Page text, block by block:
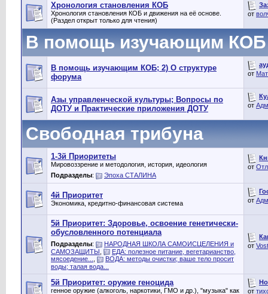
Хронология становления КОБ
Хронология становления КОБ и движения на её основе.
(Раздел открыт только для чтения)
от
В помощь изучающим КОБ
В помощь изучающим КОБ; 2) О структуре
форума
от
Азы управленческой культуры; Вопросы по
ДОТУ и Практические приложения ДОТУ
от
Свободная трибуна
1-3й Приоритеты
Мировоззрение и методология, история, идеология
Подразделы: Эпоха СТАЛИНА
от
4й Приоритет
Экономика, кредитно-финансовая система
от
5й Приоритет: Здоровье, освоение генетически-
обусловленного потенциала
Подразделы:
НАРОДНАЯ ШКОЛА САМОИСЦЕЛЕНИЯ и
САМОЗАЩИТЫ
ЕДА: полезное питание, вегетарианство,
мясоедение...
ВОДА: методы очистки; ваше тело просит
воды; талая вода...
от
5й Приоритет: оружие геноцида
генное оружие (алкоголь, наркотики, ГМО и др.), "музыка" как
от